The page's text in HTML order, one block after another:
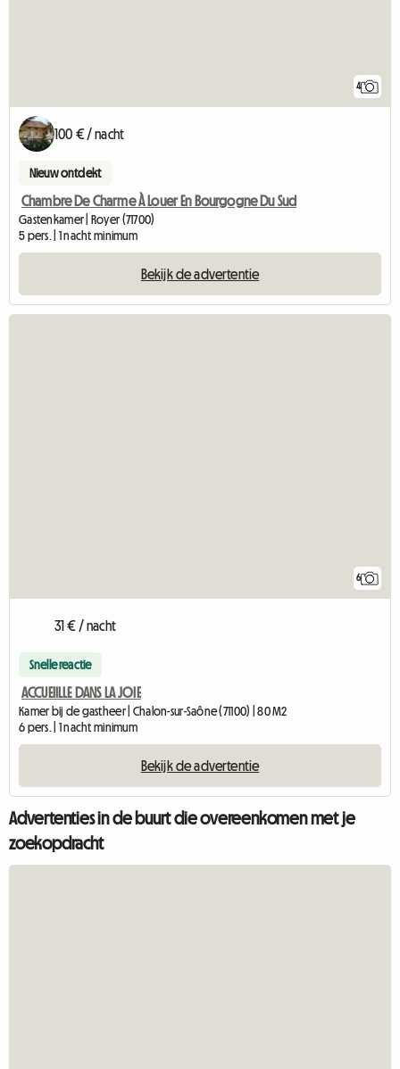
4
100 € / nacht
Nieuw ontdekt
Chambre De Charme À Louer En Bourgogne Du Sud
Gastenkamer | Royer (71700)
5 pers. | 1 nacht minimum
Bekijk de advertentie
6
31 € / nacht
Snelle reactie
ACCUEIILLE DANS LA JOIE
Kamer bij de gastheer | Chalon-sur-Saône (71100) | 80 M2
6 pers. | 1 nacht minimum
Bekijk de advertentie
Advertenties in de buurt die overeenkomen met je
zoekopdracht